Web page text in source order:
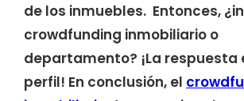
de los inmuebles. Entonces,
crowdfunding inmobiliario o
departamento? ¡La respuesta
perfil! En conclusión, el